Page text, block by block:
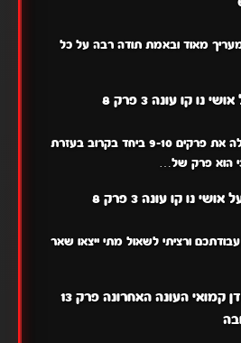
מאוד ובאמת תודה רבה על כל
אושי נו קו עונה 3 פרק 8
אנחנו עובדים על זה נעלה את פרקים 9-10 ביחד בקרוב בעזרת
אושי נו קו עונה 3 פרק 8
ורציתי לשאול מתי ייצאו שאר
גולדן קמואי העונה האחרונה פרק 13